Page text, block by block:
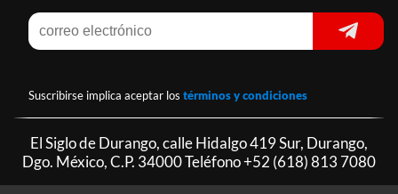
Suscribirse implica aceptar los términos y condiciones
El Siglo de Durango, calle Hidalgo 419 Sur, Durango,
Dgo. México, C.P. 34000 Teléfono+52 (618) 813 7080